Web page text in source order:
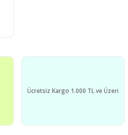
Ücretsiz Kargo 1.000 TL ve Üzeri